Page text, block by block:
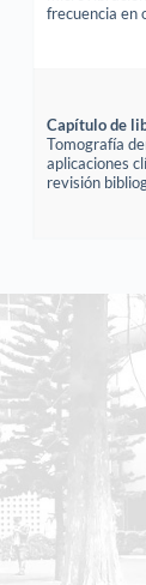
frecuencia en
Capítulo de
Tomografía
aplicaciones
revisión